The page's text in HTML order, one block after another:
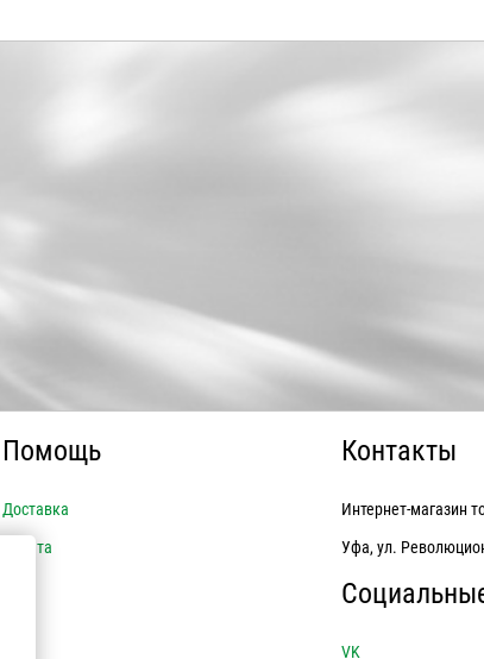
Помощь
Доставка
Оплата
Контакты
Интернет-магазин
Уфа, ул.
VK